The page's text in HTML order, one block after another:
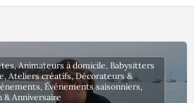
Animateurs à domicile, Babysitters
Ateliers créatifs, Décorateurs &
Événements saisonniers,
& Anniversaire